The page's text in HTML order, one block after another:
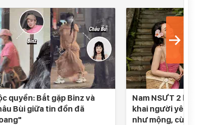
quyền: Bắt gặp Binz và
Bùi giữa tin đồn đã
Nam NSƯT 2 lần
khai người yêu SN
như mộng, cùng